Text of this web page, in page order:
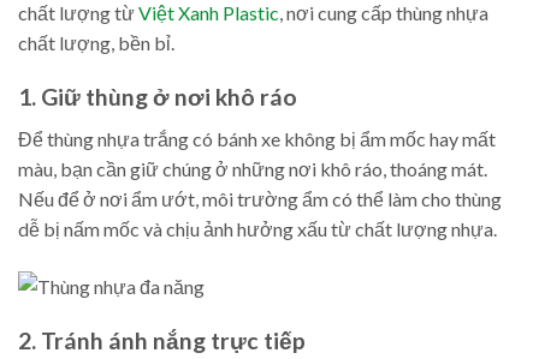
chất lượng từViệt Xanh Plastic, nơi cung cấp thùng nhựa
chất lượng, bền bỉ.
1. Giữ thùng ở nơi khô ráo
Để thùng nhựa trắng có bánh xe không bị ẩm mốc hay mất
màu, bạn cần giữ chúng ở những nơi khô ráo, thoáng mát.
Nếu để ở nơi ẩm ướt, môi trường ẩm có thể làm cho thùng
dễ bị nấm mốc và chịu ảnh hưởng xấu từ chất lượng nhựa.
2. Tránh ánh nắng trực tiếp